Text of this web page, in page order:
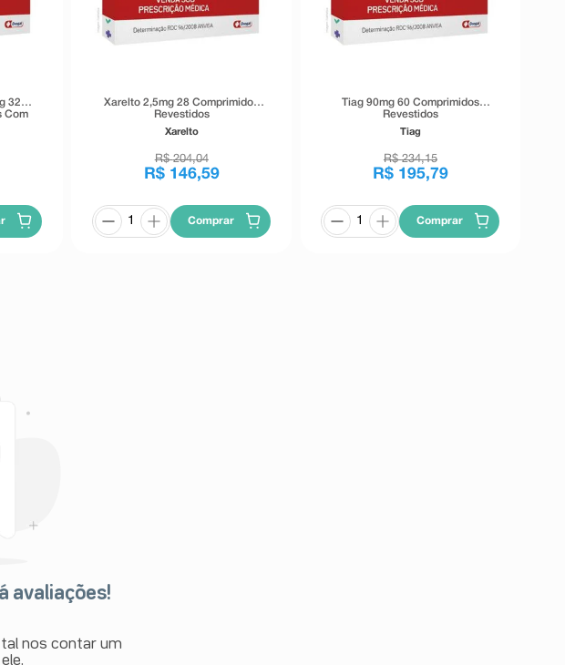
32
Com
Xarelto 2,5mg 28 Comprimidos
Revestidos
Xarelto
R$ 204,04
R$ 146,59
Comprar
Tiag 90mg 60 Comprimidos
Revestidos
Tiag
R$ 234,15
R$ 195,79
Comprar
avaliações!
nos contar um